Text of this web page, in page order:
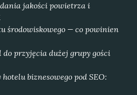
jakości powietrza i
środowiskowego — co powinien
do przyjęcia dużej grupy gości
biznesowego pod SEO: